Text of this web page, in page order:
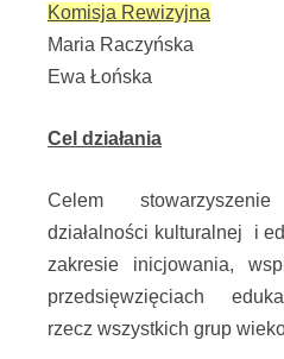
Komisja Rewizyjna
Maria Raczyńska
Ewa Łońska
Cel działania
Celem
działalności kulturalnej i
zakresie inicjowania,
przedsięwzięciach
rzecz wszystkich grup